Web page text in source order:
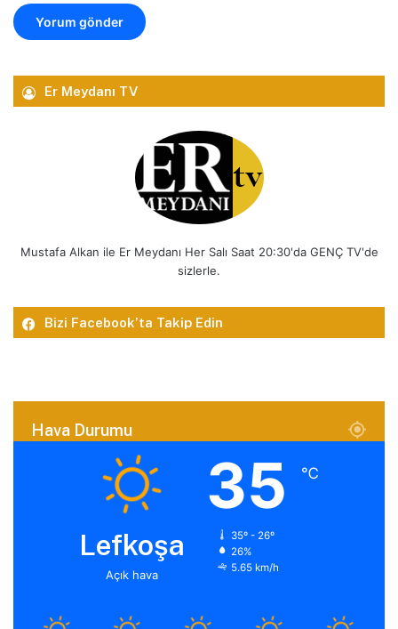
Er Meydanı TV
Mustafa Alkan ile Er Meydanı Her Salı Saat 20:30'da GENÇ TV'de
sizlerle.
Bizi Facebook’ta Takip Edin
Hava Durumu
Lefkoşa
Açık hava
35 ℃
35º - 26º
26%
5.65 km/h